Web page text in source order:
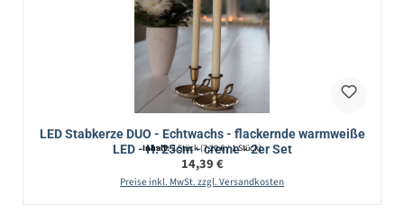
LED Stabkerze DUO - Echtwachs - flackernde warmweiße
LED - H: 25cm - creme - 2er Set
Inhalt:2 Stück(7,20 € / 1 Stück)
Regulärer Preis:
14,39 €
Preise inkl. MwSt. zzgl. Versandkosten